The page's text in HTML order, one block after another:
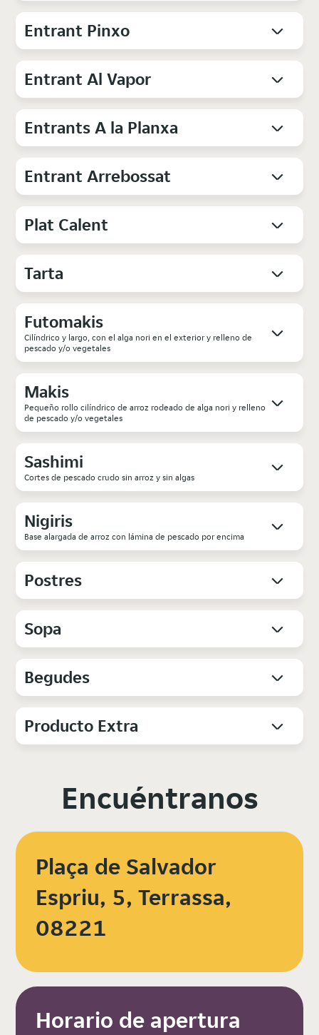
Entrant Pinxo
Entrant Al Vapor
Entrants A la Planxa
Entrant Arrebossat
Plat Calent
Tarta
Futomakis
Cilíndrico y largo, con el alga nori en el exterior y relleno de
pescado y/o vegetales
Makis
Pequeño rollo cilíndrico de arroz rodeado de alga nori y relleno
de pescado y/o vegetales
Sashimi
Cortes de pescado crudo sin arroz y sin algas
Nigiris
Base alargada de arroz con lámina de pescado por encima
Postres
Sopa
Begudes
Producto Extra
Encuéntranos
Plaça de Salvador
Espriu, 5, Terrassa,
08221
Horario de apertura